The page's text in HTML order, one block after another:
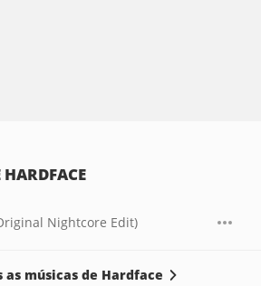
Nightcore Edit)
as músicas de Hardface